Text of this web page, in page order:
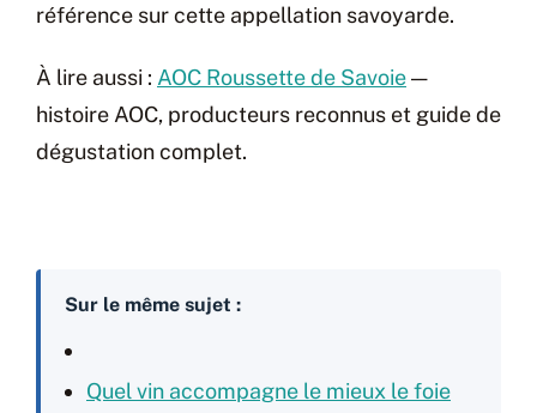
référence sur cette appellation savoyarde.
À lire aussi : AOC Roussette de Savoie—
histoire AOC, producteurs reconnus et guide de
dégustation complet.
Sur le même sujet :
Quel vin accompagne le mieux le foie